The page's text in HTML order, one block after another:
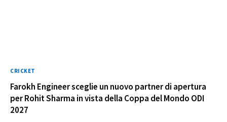
CRICKET
Farokh Engineer sceglie un nuovo partner di apertura
per Rohit Sharma in vista della Coppa del Mondo ODI
2027